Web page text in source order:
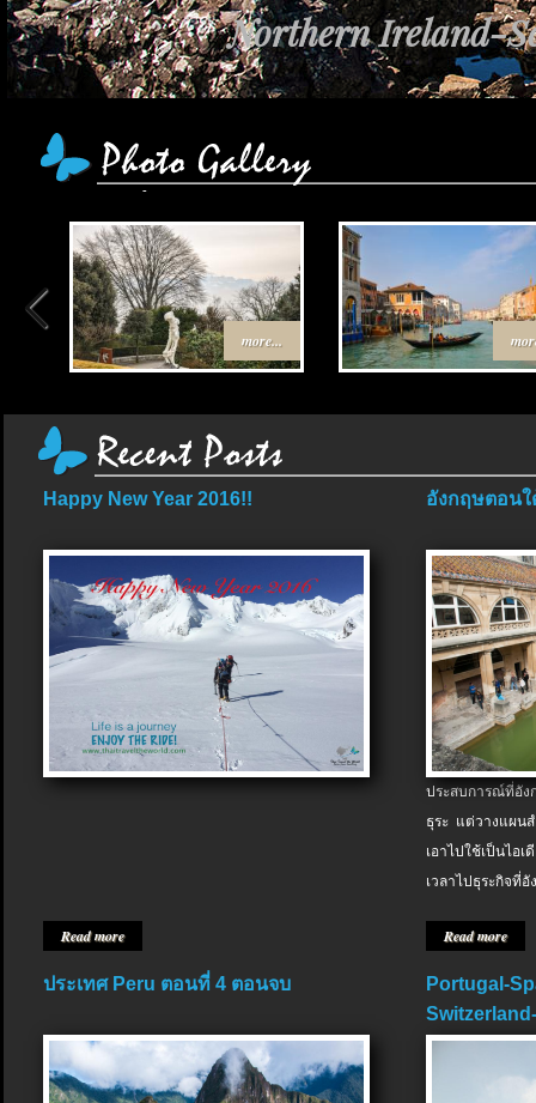
Northern Ireland-
more...
Happy New Year 2016!!
Read more
อังกฤษตอนใ
ประสบการณ์ที่อัง
ธุระ แต่วางแผน
เอาไปใช้เป็นไอ
เวลาไปธุระกิจที่อั
Read more
ประเทศ Peru ตอนที่ 4 ตอนจบ
Portugal-